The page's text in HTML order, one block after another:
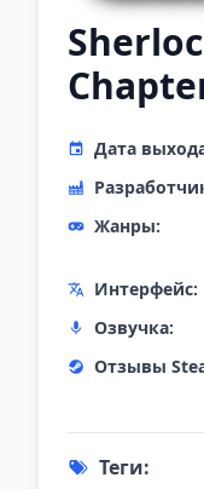
Дата
Жанры:
Интерфейс:
Озвучка:
Отзывы
Теги: